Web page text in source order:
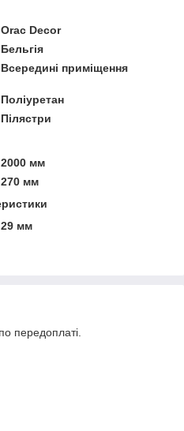
Orac Decor
Бельгія
Всередині приміщення
Поліуретан
Пілястри
2000 мм
270 мм
29 мм
передоплаті.